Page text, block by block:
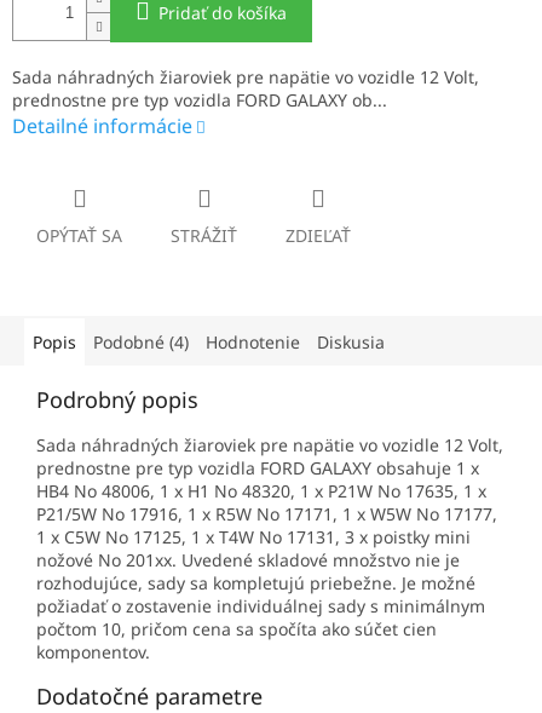
Pridať do košíka
Sada náhradných žiaroviek pre napätie vo vozidle 12 Volt,
prednostne pre typ vozidla FORD GALAXY ob...
Detailné informácie
OPÝTAŤ SA STRÁŽIŤ ZDIEĽAŤ
Popis Podobné (4) Hodnotenie Diskusia
Podrobný popis
Sada náhradných žiaroviek pre napätie vo vozidle 12 Volt,
prednostne pre typ vozidla FORD GALAXY obsahuje 1 x
HB4 No 48006, 1 x H1 No 48320, 1 x P21W No 17635, 1 x
P21/5W No 17916, 1 x R5W No 17171, 1 x W5W No 17177,
1 x C5W No 17125, 1 x T4W No 17131, 3 x poistky mini
nožové No 201xx. Uvedené skladové množstvo nie je
rozhodujúce, sady sa kompletujú priebežne. Je možné
požiadať o zostavenie individuálnej sady s minimálnym
počtom 10, pričom cena sa spočíta ako súčet cien
komponentov.
Dodatočné parametre